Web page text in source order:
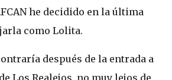
he decidido en la última
como Lolita.
después de la entrada a